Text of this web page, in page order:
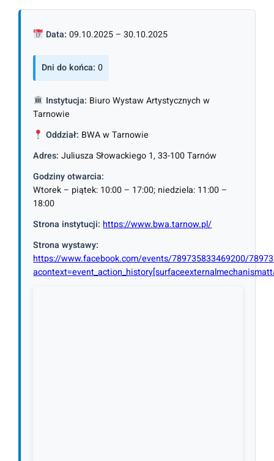
Data: 09.10.2025 – 30.10.2025
Dni do końca: 0
Instytucja: Biuro Wystaw Artystycznych w
Tarnowie
Oddział: BWA w Tarnowie
Adres: Juliusza Słowackiego 1, 33-100 Tarnów
Godziny otwarcia:
Wtorek – piątek: 10:00 – 17:00; niedziela: 11:00 –
18:00
Strona instytucji: https://www.bwa.tarnow.pl/
Strona wystawy:
https://www.facebook.com/events/789735833469200/